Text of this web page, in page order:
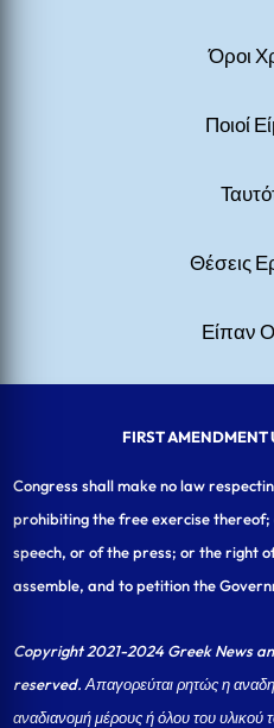
Όροι
Ποιοί
Θέσεις
Είπαν
FIRST AMENDMENT
Congress shall make no law
prohibiting the free exercise
speech, or of the press; or the right
assemble, and to petition the
Copyright 2021-2024 Greek News
reserved. Απαγορεύται ρητώς η
αναδιανομή μέρους ή όλου του υλικού